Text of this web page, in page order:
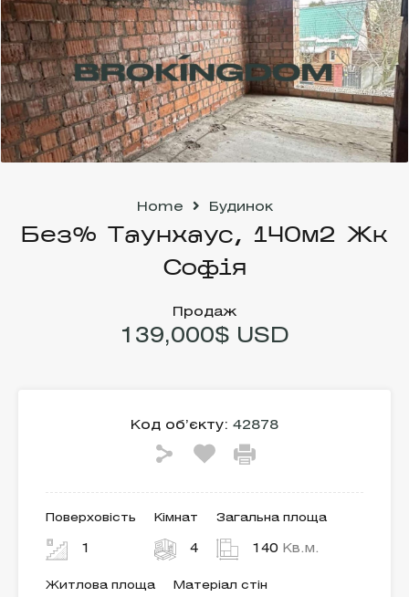
Home Будинок
Без% Таунхаус, 140м2 Жк
Софія
Продаж
139,000$ USD
Код об’єкту: 42878
Поверховість
1
Кімнат
4
Загальна площа
140 Кв.м.
Житлова площа Матеріал стін